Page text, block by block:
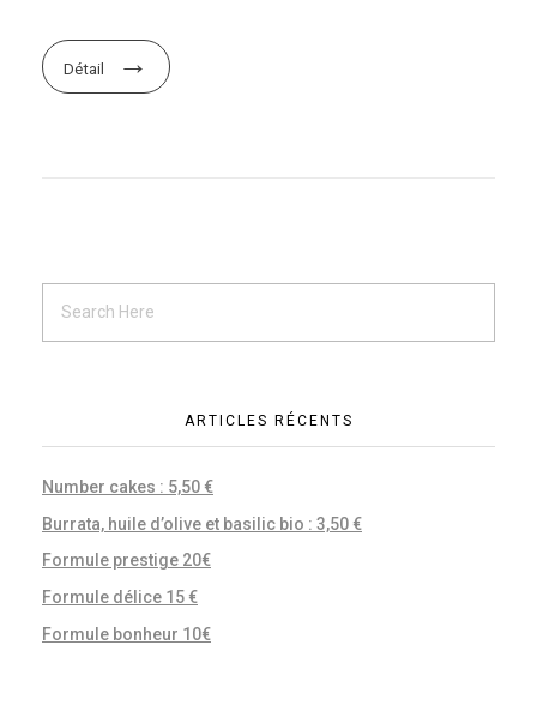
Détail
ARTICLES RÉCENTS
Number cakes : 5,50 €
Burrata, huile d’olive et basilic bio : 3,50 €
Formule prestige 20€
Formule délice 15 €
Formule bonheur 10€